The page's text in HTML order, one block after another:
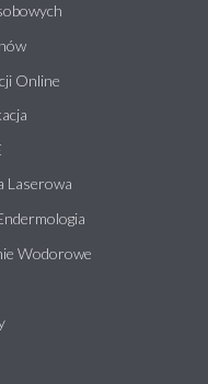
Online
Laserowa
Wodorowe